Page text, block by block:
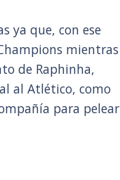
ya que, con ese
mientras
de Raphinha,
al Atlético, como
para pelear